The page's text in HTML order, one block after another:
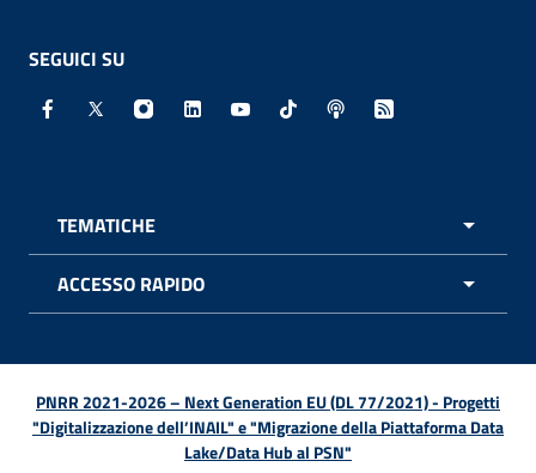
SEGUICI SU
Facebook - Sito esterno - Apertura in nuova finestra
X - Sito esterno - Apertura in nuova finestra
Instagram - Sito esterno - Apertura in
Linkedin - Sito esterno - Apertura in
Youtube - Sito esterno -
TikTok - Sito esterno -
Spreaker - Sito
Feed RSS -
TEMATICHE
ACCESSO RAPIDO
PNRR 2021-2026 – Next Generation EU (DL 77/2021) - Progetti
"Digitalizzazione dell’INAIL" e "Migrazione della Piattaforma Data
Lake/Data Hub al PSN"